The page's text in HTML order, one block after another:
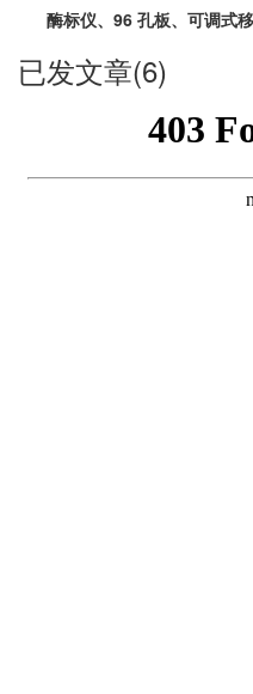
酶标仪、96 孔板、可调式
已发文章(6)